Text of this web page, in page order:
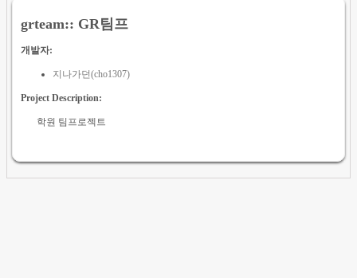
grteam:: GR팀프
개발자:
지나가던(cho1307)
Project Description:
학원 팀프로젝트